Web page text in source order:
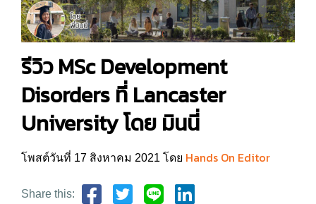
รีวิว MSc Development
Disorders ที่ Lancaster
University โดย มินนี่
โพสต์วันที่ 17 สิงหาคม 2021 โดย Hands On Editor
Share this: